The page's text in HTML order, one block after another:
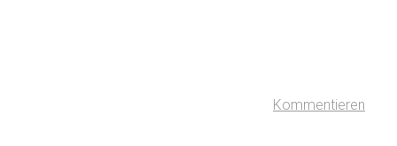
Kommentieren